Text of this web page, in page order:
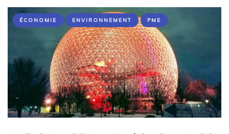
ÉCONOMIE ENVIRONNEMENT PME